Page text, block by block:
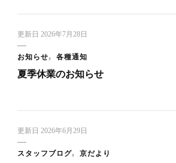
更新日 2026年7月28日
お知らせ 各種通知
夏季休業のお知らせ
更新日 2026年6月29日
スタッフブログ 京だより